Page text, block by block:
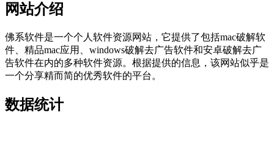
网站介绍
佛系软件是一个个人软件资源网站，它提供了包括mac破解软
件、精品mac应用、windows破解去广告软件和安卓破解去广
告软件在内的多种软件资源。根据提供的信息，该网站似乎是
一个分享精而简的优秀软件的平台。
数据统计